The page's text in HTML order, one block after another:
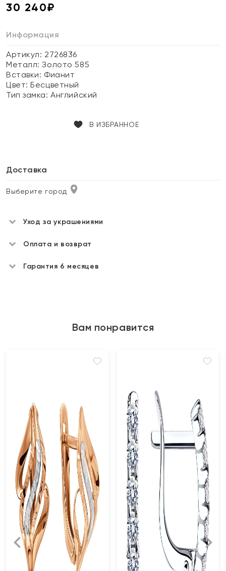
30 240₽
Информация
Артикул: 2726836
Металл:Золото 585
Вставки: Фианит
Цвет:Бесцветный
Тип замка:Английский
В ИЗБРАННОЕ
Доставка
Выберите город
Уход за украшениями
Оплата и возврат
Гарантия 6 месяцев
Вам понравится